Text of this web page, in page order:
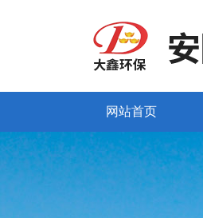
网站首页